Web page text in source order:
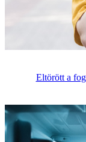
Eltörött a